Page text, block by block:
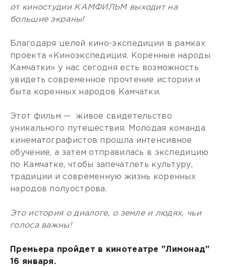
от киностудии КАМФИЛЬМ выходит на
большие экраны!
Благодаря целой кино-экспедиции в рамках
проекта «Киноэкспедиция. Коренные народы
Камчатки» у нас сегодня есть возможность
увидеть современное прочтение истории и
быта коренных народов Камчатки.
Этот фильм — живое свидетельство
уникального путешествия. Молодая команда
кинематографистов прошла интенсивное
обучение, а затем отправилась в экспедицию
по Камчатке, чтобы запечатлеть культуру,
традиции и современную жизнь коренных
народов полуострова.
Это история о диалоге, о земле и людях, чьи
голоса важны!
Премьера пройдет в кинотеатре "Лимонад"
16 января.